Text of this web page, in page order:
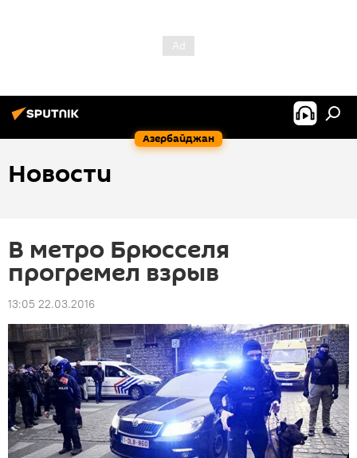
Азербайджан
Новости
В метро Брюсселя
прогремел взрыв
13:05 22.03.2016